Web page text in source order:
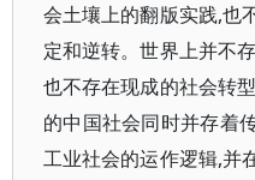
会土壤上的翻版实践,也
定和逆转。世界上并不
也不存在现成的社会转
的中国社会同时并存着
工业社会的运作逻辑,并